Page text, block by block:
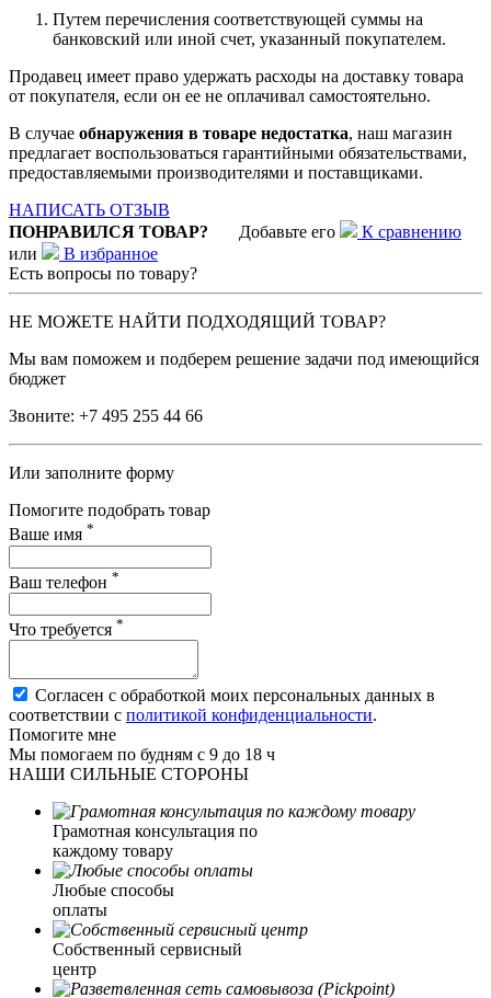
Путем перечисления соответствующей суммы на
банковский или иной счет, указанный покупателем.
Продавец имеет право удержать расходы на доставку товара
от покупателя, если он ее не оплачивал самостоятельно.
В случае обнаружения в товаре недостатка, наш магазин
предлагает воспользоваться гарантийными обязательствами,
предоставляемыми производителями и поставщиками.
НАПИСАТЬ ОТЗЫВ
ПОНРАВИЛСЯ ТОВАР? Добавьте его
К сравнению
или
В избранное
Есть вопросы по товару?
НЕ МОЖЕТЕ НАЙТИ ПОДХОДЯЩИЙ ТОВАР?
Мы вам поможем и подберем решение задачи под имеющийся
бюджет
Звоните: +7 495 255 44 66
Или заполните форму
Помогите подобрать товар
Ваше имя *
Ваш телефон *
Что требуется *
Согласен с обработкой моих персональных данных в
соответствии с политикой конфиденциальности.
Помогите мне
Мы помогаем по будням с 9 до 18 ч
НАШИ СИЛЬНЫЕ СТОРОНЫ
Грамотная консультация по
каждому товару
Любые способы
оплаты
Собственный сервисный
центр